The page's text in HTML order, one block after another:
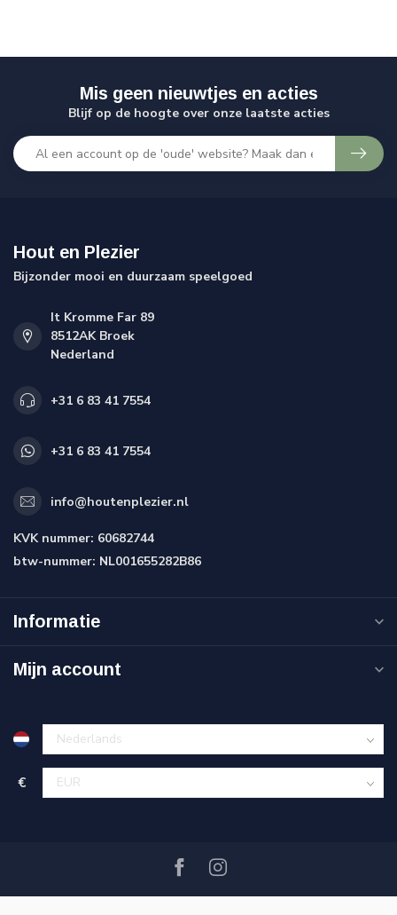
Mis geen nieuwtjes en acties
Blijf op de hoogte over onze laatste acties
Hout en Plezier
Bijzonder mooi en duurzaam speelgoed
It Kromme Far 89
8512AK Broek
Nederland
+31 6 83 41 7554
+31 6 83 41 7554
info@houtenplezier.nl
KVK nummer: 60682744
btw-nummer: NL001655282B86
Informatie
Mijn account
€